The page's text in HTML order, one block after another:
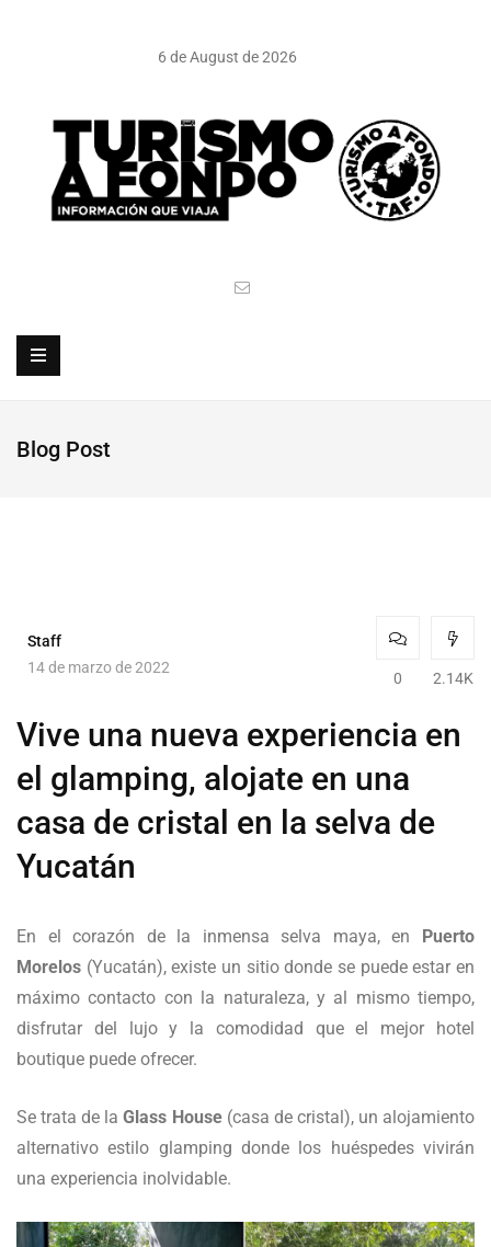
6 de August de 2026
Blog Post
Staff
14 de marzo de 2022
0 2.14K
Vive una nueva experiencia en
el glamping, alojate en una
casa de cristal en la selva de
Yucatán
En el corazón de la inmensa selva maya, en
Puerto
Morelos (Yucatán), existe un sitio donde se puede estar en
máximo contacto con la naturaleza, y al mismo tiempo,
disfrutar del lujo y la comodidad que el mejor hotel
boutique puede ofrecer.
Se trata de laGlass House(casa de cristal), un alojamiento
alternativo estilo glamping donde los huéspedes vivirán
una experiencia inolvidable.